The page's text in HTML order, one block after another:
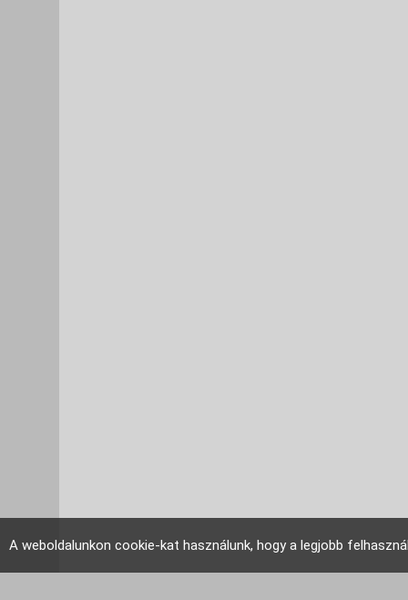
A weboldalunkon cookie-kat használunk, hogy a legjobb